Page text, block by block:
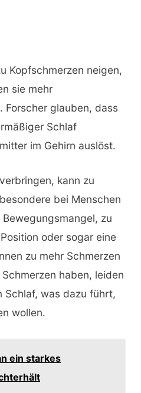
Kopfschmerzen neigen,
sie mehr
Forscher glauben, dass
Schlaf
im Gehirn auslöst.
kann zu
bei Menschen
zu
oder sogar eine
zu mehr Schmerzen
haben, leiden
Schlaf, was dazu führt,
wollen.
ein starkes